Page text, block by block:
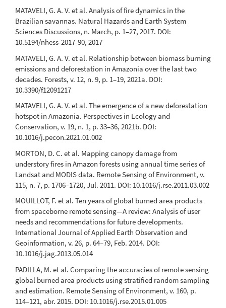
MATAVELI, G. A. V. et al. Analysis of fire dynamics in the
Brazilian savannas. Natural Hazards and Earth System
Sciences Discussions, n. March, p. 1–27, 2017. DOI:
10.5194/nhess-2017-90, 2017
MATAVELI, G. A. V. et al. Relationship between biomass burning
emissions and deforestation in Amazonia over the last two
decades. Forests, v. 12, n. 9, p. 1–19, 2021a. DOI:
10.3390/f12091217
MATAVELI, G. A. V. et al. The emergence of a new deforestation
hotspot in Amazonia. Perspectives in Ecology and
Conservation, v. 19, n. 1, p. 33–36, 2021b. DOI:
10.1016/j.pecon.2021.01.002
MORTON, D. C. et al. Mapping canopy damage from
understory fires in Amazon forests using annual time series of
Landsat and MODIS data. Remote Sensing of Environment, v.
115, n. 7, p. 1706–1720, Jul. 2011. DOI: 10.1016/j.rse.2011.03.002
MOUILLOT, F. et al. Ten years of global burned area products
from spaceborne remote sensing—A review: Analysis of user
needs and recommendations for future developments.
International Journal of Applied Earth Observation and
Geoinformation, v. 26, p. 64–79, Feb. 2014. DOI:
10.1016/j.jag.2013.05.014
PADILLA, M. et al. Comparing the accuracies of remote sensing
global burned area products using stratified random sampling
and estimation. Remote Sensing of Environment, v. 160, p.
114–121, abr. 2015. DOI: 10.1016/j.rse.2015.01.005